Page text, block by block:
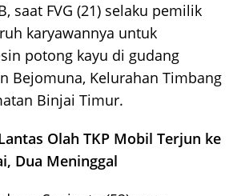
saat FVG (21) selaku pemilik
karyawannya untuk
potong kayu di gudang
Bejomuna, Kelurahan Timbang
Binjai Timur.
Olah TKP Mobil Terjun ke
Dua Meninggal